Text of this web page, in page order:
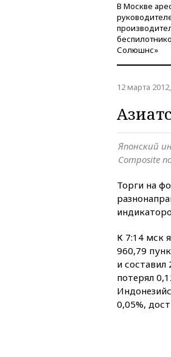
В Москве
Солюшнс»
12 марта
Японский
Composite
Торги на
К 7:14 мск
960,79
и составил
потерял
0,05%,